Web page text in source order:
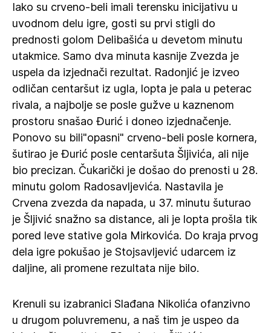
Iako su crveno-beli imali terensku inicijativu u
uvodnom delu igre, gosti su prvi stigli do
prednosti golom Delibašića u devetom minutu
utakmice. Samo dva minuta kasnije Zvezda je
uspela da izjednači rezultat. Radonjić je izveo
odličan centaršut iz ugla, lopta je pala u peterac
rivala, a najbolje se posle gužve u kaznenom
prostoru snašao Đurić i doneo izjednačenje.
Ponovo su bili"opasni" crveno-beli posle kornera,
šutirao je Đurić posle centaršuta Šljivića, ali nije
bio precizan. Čukarički je došao do prenosti u 28.
minutu golom Radosavljevića. Nastavila je
Crvena zvezda da napada, u 37. minutu šuturao
je Šljivić snažno sa distance, ali je lopta prošla tik
pored leve stative gola Mirkovića. Do kraja prvog
dela igre pokušao je Stojsavljević udarcem iz
daljine, ali promene rezultata nije bilo.
Krenuli su izabranici Slađana Nikolića ofanzivno
u drugom poluvremenu, a naš tim je uspeo da